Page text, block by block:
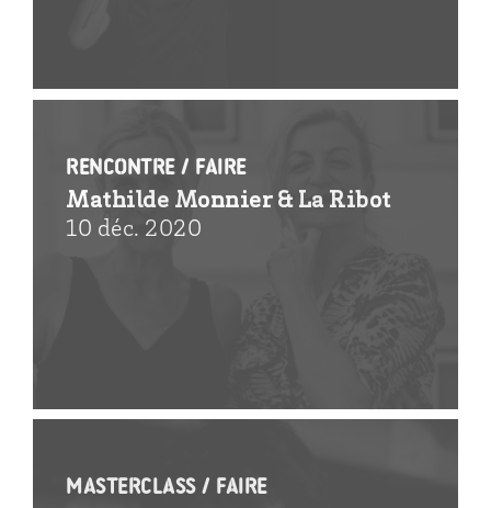
Rencontre / FAIRE
Mathilde Monnier & La Ribot
10 déc. 2020
MasterClass / faire